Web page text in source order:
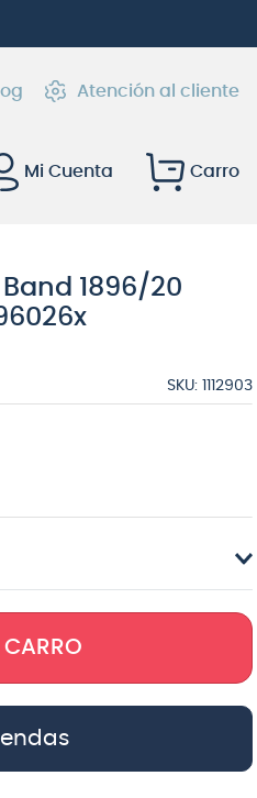
con Webpay
Atención al cliente
Mi Cuenta
1896/20
SKU: 1112903
CARRO